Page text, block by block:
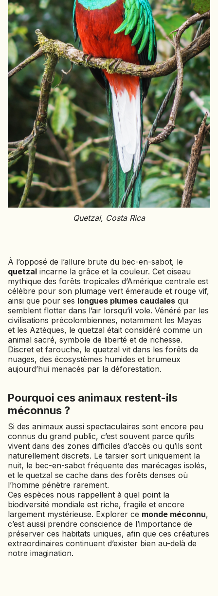
Quetzal, Costa Rica
À l’opposé de l’allure brute du bec-en-sabot, le
quetzal incarne la grâce et la couleur. Cet oiseau
mythique des forêts tropicales d’Amérique centrale est
célèbre pour son plumage vert émeraude et rouge vif,
ainsi que pour ses longues plumes caudales qui
semblent flotter dans l’air lorsqu’il vole. Vénéré par les
civilisations précolombiennes, notamment les Mayas
et les Aztèques, le quetzal était considéré comme un
animal sacré, symbole de liberté et de richesse.
Discret et farouche, le quetzal vit dans les forêts de
nuages, des écosystèmes humides et brumeux
aujourd’hui menacés par la déforestation.
Pourquoi ces animaux restent-ils
méconnus ?
Si des animaux aussi spectaculaires sont encore peu
connus du grand public, c’est souvent parce qu’ils
vivent dans des zones difficiles d’accès ou qu’ils sont
naturellement discrets. Le tarsier sort uniquement la
nuit, le bec-en-sabot fréquente des marécages isolés,
et le quetzal se cache dans des forêts denses où
l’homme pénètre rarement.
Ces espèces nous rappellent à quel point la
biodiversité mondiale est riche, fragile et encore
largement mystérieuse. Explorer ce monde méconnu,
c’est aussi prendre conscience de l’importance de
préserver ces habitats uniques, afin que ces créatures
extraordinaires continuent d’exister bien au-delà de
notre imagination.